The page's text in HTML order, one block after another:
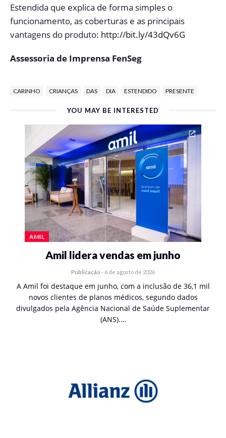
Estendida que explica de forma simples o
funcionamento, as coberturas e as principais
vantagens do produto: http://bit.ly/43dQv6G
Assessoria de Imprensa FenSeg
CARINHO CRIANÇAS DAS DIA ESTENDIDO PRESENTE
YOU MAY BE INTERESTED
AMIL
Amil lidera vendas em junho
Publicação - 6 de agosto de 2026
A Amil foi destaque em junho, com a inclusão de 36,1 mil
novos clientes de planos médicos, segundo dados
divulgados pela Agência Nacional de Saúde Suplementar
(ANS).…